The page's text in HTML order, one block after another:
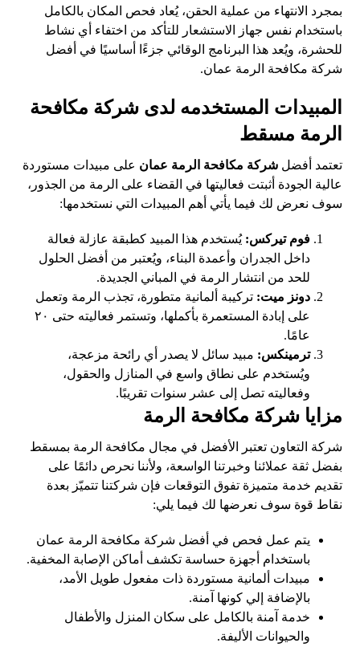
بمجرد الانتهاء من عملية الحقن، يُعاد فحص المكان بالكامل
باستخدام نفس جهاز الاستشعار للتأكد من اختفاء أي نشاط
للحشرة، ويُعد هذا البرنامج الوقائي جزءًا أساسيًا في أفضل
شركة مكافحة الرمة عمان.
المبيدات المستخدمه لدى شركة مكافحة
الرمة مسقط
تعتمد أفضل شركة مكافحة الرمة عمان على مبيدات مستوردة
عالية الجودة أثبتت فعاليتها في القضاء على الرمة من الجذور،
سوف نعرض لك فيما يأتي أهم المبيدات التي نستخدمها:
فوم تيركس:يُستخدم هذا المبيد كطبقة عازلة فعالة
داخل الجدران وأعمدة البناء، ويُعتبر من أفضل الحلول
للحد من انتشار الرمة في المباني الجديدة.
دونز ميت: تركيبة ألمانية متطورة، تجذب الرمة وتعمل
على إبادة المستعمرة بأكملها، وتستمر فعاليته حتى ٢٠
عامًا.
ترمينكس: مبيد سائل لا يصدر أي رائحة مزعجة،
ويُستخدم على نطاق واسع في المنازل والحقول،
وفعاليته تصل إلى عشر سنوات تقريبًا.
مزايا شركة مكافحة الرمة
شركة التعاون تعتبر الأفضل في مجال مكافحة الرمة بمسقط
بفضل ثقة عملائنا وخبرتنا الواسعة، ولأننا نحرص دائمًا على
تقديم خدمة متميزة تفوق التوقعات فإن شركتنا تتميّز بعدة
نقاط قوة سوف نعرضها لك فيما يلي:
يتم عمل فحص في أفضل شركة مكافحة الرمة عمان
باستخدام أجهزة حساسة تكشف أماكن الإصابة المخفية.
مبيدات ألمانية مستوردة ذات مفعول طويل الأمد،
بالإضافة إلي كونها آمنة.
خدمة آمنة بالكامل على سكان المنزل والأطفال
والحيوانات الأليفة.